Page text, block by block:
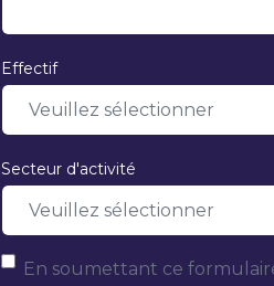
Effectif
Secteur d'activité
En soumettant ce